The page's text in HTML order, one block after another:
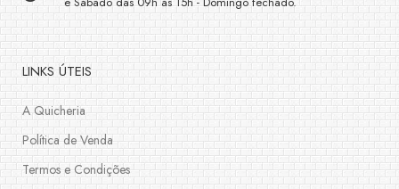
LINKS ÚTEIS
A Quicheria
Política de Venda
Termos e Condições